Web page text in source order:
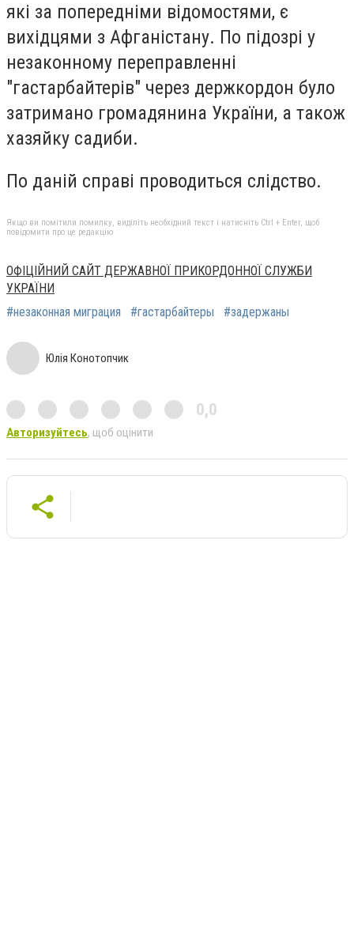
які за попередніми відомостями, є
вихідцями з Афганістану. По підозрі у
незаконному переправленні
"гастарбайтерів" через держкордон було
затримано громадянина України, а також
хазяйку садиби.
По даній справі проводиться слідство.
Якщо ви помітили помилку, виділіть необхідний текст і натисніть Ctrl + Enter, щоб
повідомити про це редакцію
ОФІЦІЙНИЙ САЙТ ДЕРЖАВНОЇ ПРИКОРДОННОЇ СЛУЖБИ
УКРАЇНИ
#незаконная миграция
#гастарбайтеры #задержаны
Юлія Конотопчик
0,0
Авторизуйтесь, щоб оцінити